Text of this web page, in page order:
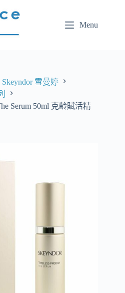
Menu
Skeyndor 雪曼婷
Serum 50ml 克齡賦活精